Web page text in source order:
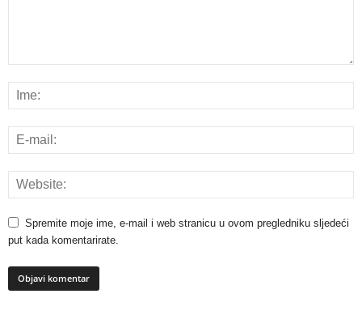
Spremite moje ime, e-mail i web stranicu u ovom pregledniku sljedeći
put kada komentarirate.